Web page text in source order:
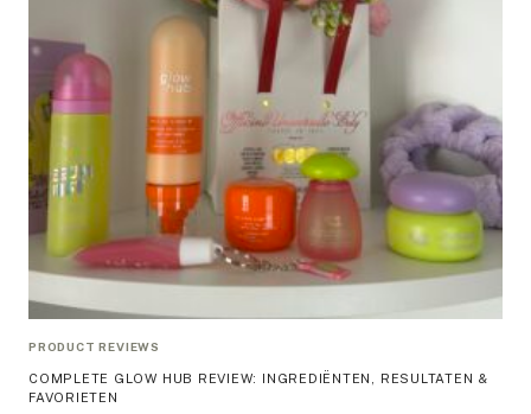
PRODUCT REVIEWS
COMPLETE GLOW HUB REVIEW: INGREDIËNTEN, RESULTATEN &
FAVORIETEN